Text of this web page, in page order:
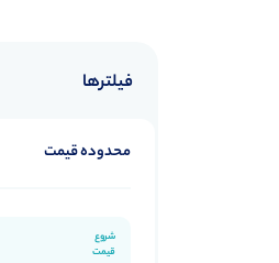
فیلترها
محدوده قیمت
شروع
قیمت